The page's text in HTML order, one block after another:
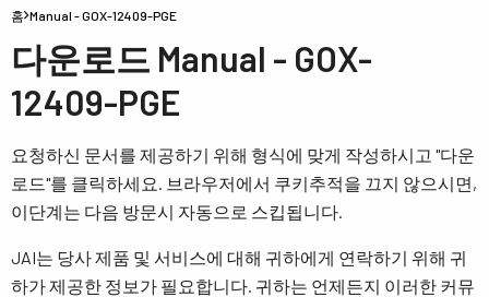
홈 Manual - GOX-12409-PGE
다운로드 Manual - GOX-
12409-PGE
요청하신 문서를 제공하기 위해 형식에 맞게 작성하시고 "다운
로드"를 클릭하세요. 브라우저에서 쿠키추적을 끄지 않으시면,
이단계는 다음 방문시 자동으로 스킵됩니다.
JAI는 당사 제품 및 서비스에 대해 귀하에게 연락하기 위해 귀
하가 제공한 정보가 필요합니다. 귀하는 언제든지 이러한 커뮤